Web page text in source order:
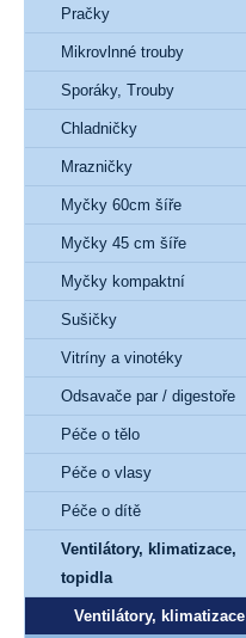
Pračky
Mikrovlnné trouby
Sporáky, Trouby
Chladničky
Mrazničky
Myčky 60cm šíře
Myčky 45 cm šíře
Myčky kompaktní
Sušičky
Vitríny a vinotéky
Odsavače par / digestoře
Péče o tělo
Péče o vlasy
Péče o dítě
Ventilátory, klimatizace,
topidla
Ventilátory, klimatizace